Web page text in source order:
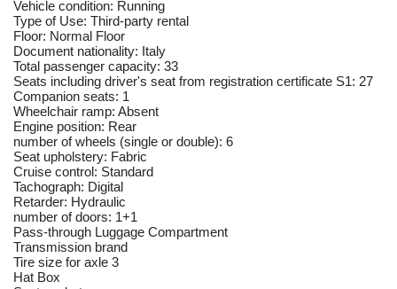
Vehicle condition: Running
Type of Use: Third-party rental
Floor: Normal Floor
Document nationality: Italy
Total passenger capacity: 33
Seats including driver's seat from registration certificate S1: 27
Companion seats: 1
Wheelchair ramp: Absent
Engine position: Rear
number of wheels (single or double): 6
Seat upholstery: Fabric
Cruise control: Standard
Tachograph: Digital
Retarder: Hydraulic
number of doors: 1+1
Pass-through Luggage Compartment
Transmission brand
Tire size for axle 3
Hat Box